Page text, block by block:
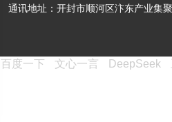
通讯地址： 开封市顺河区汴东产业集
百度一下 文心一言 DeepSeek